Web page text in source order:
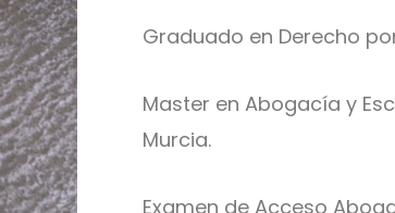
Graduado en Derecho
Master en Abogacía y
Murcia.
Examen de Acceso